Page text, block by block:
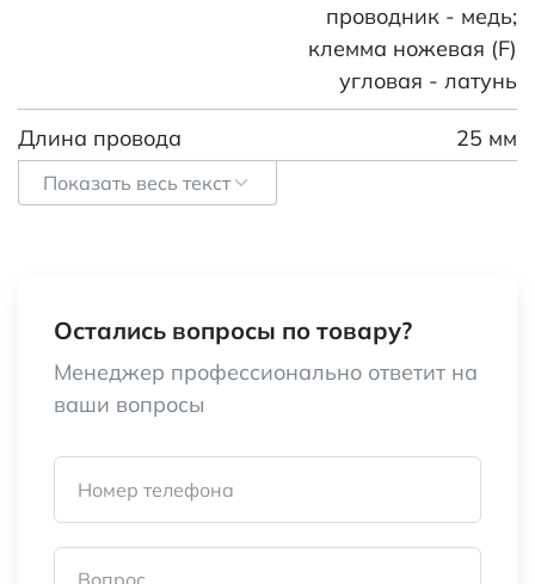
проводник - медь;
клемма ножевая (F)
угловая - латунь
Длина провода 25 мм
Вес брутто
Категория:
Щетки для
электродвигателей
Показать весь текст
Остались вопросы по товару?
Менеджер профессионально ответит на
ваши вопросы
Номер телефона
Вопрос